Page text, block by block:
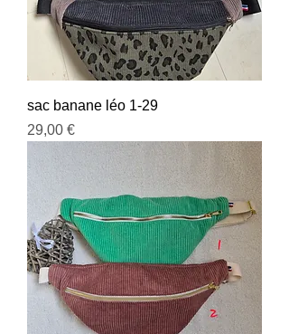
sac banane léo 1-29
Prix
29,00 €